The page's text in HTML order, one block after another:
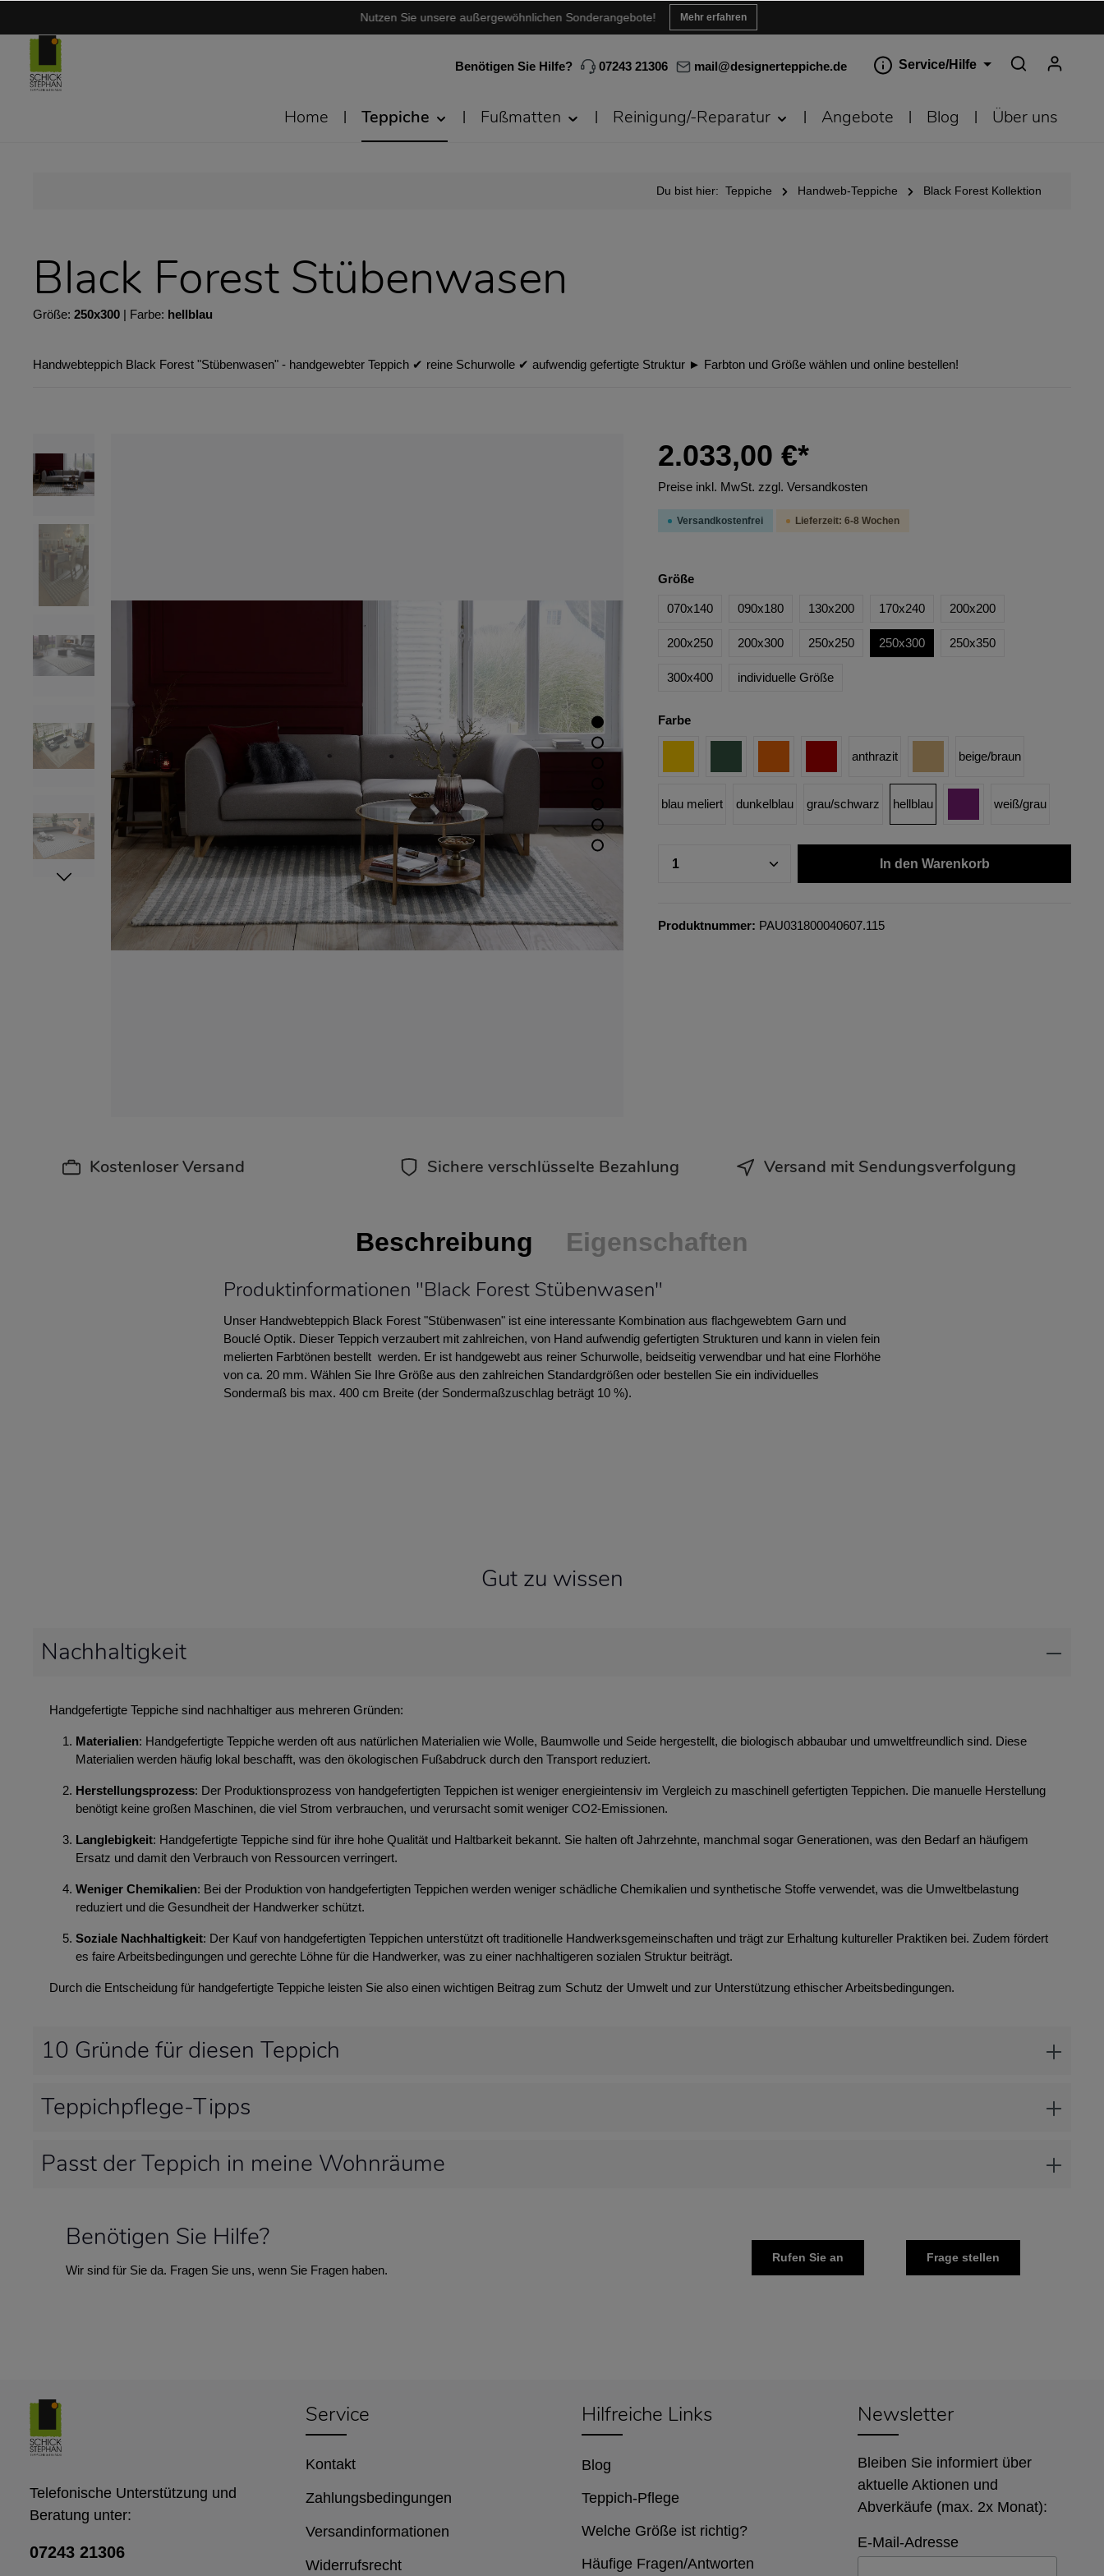
Nutzen Sie unsere außergewöhnlichen Sonderangebote! Mehr erfahren
Benötigen Sie Hilfe? 07243 21306 mail@designerteppiche.de Service/Hilfe
Home Teppiche Fußmatten Reinigung/-Reparatur Angebote Blog Über uns
Du bist hier: Teppiche Handweb-Teppiche Black Forest Kollektion
Black Forest Stübenwasen
Größe: 250x300 | Farbe: hellblau
Handwebteppich Black Forest "Stübenwasen" - handgewebter Teppich ✔︎ reine Schurwolle ✔︎ aufwendig gefertigte Struktur ► Farbton und Größe wählen und online bestellen!
2.033,00 €*
Preise inkl. MwSt. zzgl. Versandkosten
Versandkostenfrei Lieferzeit: 6-8 Wochen
Größe
070x140 090x180 130x200 170x240 200x200
200x250 200x300 250x250 250x300 250x350
300x400 individuelle Größe
Farbe
anthrazit beige/braun
blau meliert dunkelblau grau/schwarz hellblau weiß/grau
In den Warenkorb
Produktnummer: PAU031800040607.115
Kostenloser Versand Sichere verschlüsselte Bezahlung Versand mit Sendungsverfolgung
Beschreibung Eigenschaften
Produktinformationen "Black Forest Stübenwasen"
Unser Handwebteppich Black Forest "Stübenwasen" ist eine interessante Kombination aus flachgewebtem Garn und
Bouclé Optik. Dieser Teppich verzaubert mit zahlreichen, von Hand aufwendig gefertigten Strukturen und kann in vielen fein
melierten Farbtönen bestellt werden. Er ist handgewebt aus reiner Schurwolle, beidseitig verwendbar und hat eine Florhöhe
von ca. 20 mm. Wählen Sie Ihre Größe aus den zahlreichen Standardgrößen oder bestellen Sie ein individuelles
Sondermaß bis max. 400 cm Breite (der Sondermaßzuschlag beträgt 10 %).
Gut zu wissen
Nachhaltigkeit
Handgefertigte Teppiche sind nachhaltiger aus mehreren Gründen:
Materialien: Handgefertigte Teppiche werden oft aus natürlichen Materialien wie Wolle, Baumwolle und Seide hergestellt, die biologisch abbaubar und umweltfreundlich sind. Diese
Materialien werden häufig lokal beschafft, was den ökologischen Fußabdruck durch den Transport reduziert.
Herstellungsprozess: Der Produktionsprozess von handgefertigten Teppichen ist weniger energieintensiv im Vergleich zu maschinell gefertigten Teppichen. Die manuelle Herstellung
benötigt keine großen Maschinen, die viel Strom verbrauchen, und verursacht somit weniger CO2-Emissionen.
Langlebigkeit: Handgefertigte Teppiche sind für ihre hohe Qualität und Haltbarkeit bekannt. Sie halten oft Jahrzehnte, manchmal sogar Generationen, was den Bedarf an häufigem
Ersatz und damit den Verbrauch von Ressourcen verringert.
Weniger Chemikalien: Bei der Produktion von handgefertigten Teppichen werden weniger schädliche Chemikalien und synthetische Stoffe verwendet, was die Umweltbelastung
reduziert und die Gesundheit der Handwerker schützt.
Soziale Nachhaltigkeit: Der Kauf von handgefertigten Teppichen unterstützt oft traditionelle Handwerksgemeinschaften und trägt zur Erhaltung kultureller Praktiken bei. Zudem fördert
es faire Arbeitsbedingungen und gerechte Löhne für die Handwerker, was zu einer nachhaltigeren sozialen Struktur beiträgt.
Durch die Entscheidung für handgefertigte Teppiche leisten Sie also einen wichtigen Beitrag zum Schutz der Umwelt und zur Unterstützung ethischer Arbeitsbedingungen.
10 Gründe für diesen Teppich
Teppichpflege-Tipps
Passt der Teppich in meine Wohnräume
Benötigen Sie Hilfe?
Wir sind für Sie da. Fragen Sie uns, wenn Sie Fragen haben.
Rufen Sie an Frage stellen
Service
Kontakt
Zahlungsbedingungen
Versandinformationen
Widerrufsrecht
Newsletter
Bleiben Sie informiert über
aktuelle Aktionen und
Abverkäufe (max. 2x Monat):
E-Mail-Adresse
Telefonische Unterstützung und
Beratung unter:
07243 21306
Hilfreiche Links
Blog
Teppich-Pflege
Welche Größe ist richtig?
Häufige Fragen/Antworten